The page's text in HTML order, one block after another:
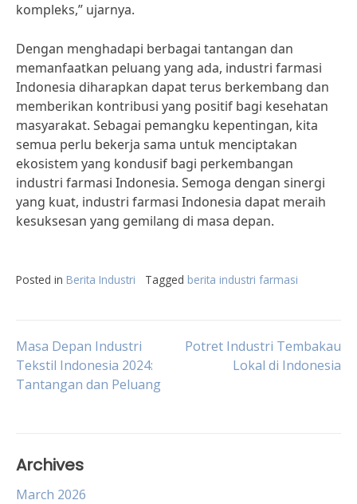
kompleks,” ujarnya.
Dengan menghadapi berbagai tantangan dan
memanfaatkan peluang yang ada, industri farmasi
Indonesia diharapkan dapat terus berkembang dan
memberikan kontribusi yang positif bagi kesehatan
masyarakat. Sebagai pemangku kepentingan, kita
semua perlu bekerja sama untuk menciptakan
ekosistem yang kondusif bagi perkembangan
industri farmasi Indonesia. Semoga dengan sinergi
yang kuat, industri farmasi Indonesia dapat meraih
kesuksesan yang gemilang di masa depan.
Posted in Berita Industri Tagged berita industri farmasi
Post
navigation
Masa Depan Industri
Tekstil Indonesia 2024:
Tantangan dan Peluang
Potret Industri Tembakau
Lokal di Indonesia
Archives
March 2026